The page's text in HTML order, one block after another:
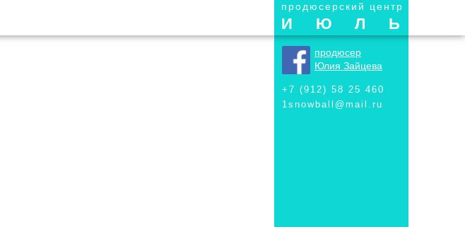
продюсерский центр
ИЮЛЬ
продюсер
Юлия Зайцева
+7 (912) 58 25 460
1snowball@mail.ru